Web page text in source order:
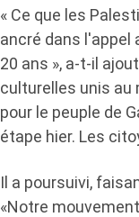
« Ce que les
ancré dans
20 ans », a-t-il
culturelles unis au
pour le peuple de
étape hier. Les
Il a poursuivi,
«Notre